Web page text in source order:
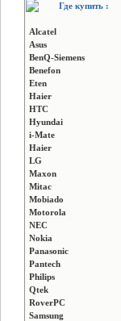
Где купить :
Alcatel
Asus
BenQ-Siemens
Benefon
Eten
Haier
HTC
Hyundai
i-Mate
Haier
LG
Maxon
Mitac
Mobiado
Motorola
NEC
Nokia
Panasonic
Pantech
Philips
Qtek
RoverPC
Samsung